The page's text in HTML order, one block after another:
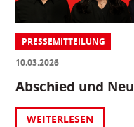
PRESSEMITTEILUNG
10.03.2026
Abschied und
WEITERLESEN